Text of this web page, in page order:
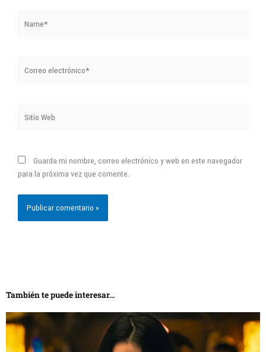
electrónico*
Web
Guarda mi nombre, correo electrónico y web en este navegador
para la próxima vez que comente.
También te puede interesar...